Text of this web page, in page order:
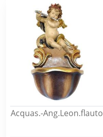
Acquas.-Ang.Leon.flauto